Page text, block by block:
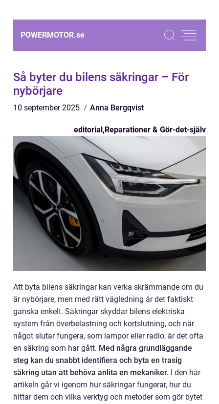
POWERMOTOR.se
Så byter du bilens säkringar – För
nybörjare
10 september 2025 Anna Bergqvist
editorial,Reparationer & Gör-det-själv
Att byta bilens säkringar kan verka skrämmande om du
är nybörjare, men med rätt vägledning är det faktiskt
ganska enkelt. Säkringar skyddar bilens elektriska
system från överbelastning och kortslutning, och när
något slutar fungera, som lampor eller radio, är det ofta
en säkring som har gått. Med några grundläggande
steg kan du snabbt identifiera och byta en trasig
säkring utan att behöva anlita en mekaniker. I den här
artikeln går vi igenom hur säkringar fungerar, hur du
hittar dem och vilka verktyg och metoder som gör bytet